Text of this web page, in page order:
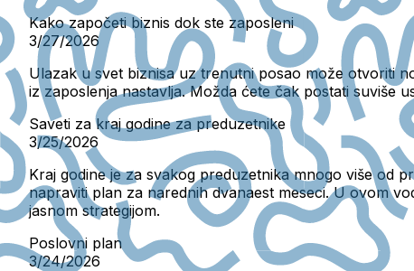
Kako započeti biznis dok ste zaposleni
3/27/2026
Ulazak u svet biznisa uz trenutni posao može otvoriti
iz zaposlenja nastavlja. Možda ćete čak postati suviše
Saveti za kraj godine za preduzetnike
3/25/2026
Kraj godine je za svakog preduzetnika mnogo više od
napraviti plan za narednih dvanaest meseci. U ovom
jasnom strategijom.
Poslovni plan
3/24/2026